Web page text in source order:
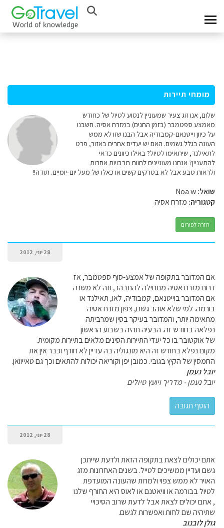
מומחי תיירות
שלום, אנו זוג צעיר שמעוניין לנסוע לטיול של כחודש
מאמצע ספטמבר (בזמן החגים) במזרח אסיה. חשבנו
על כיוון וייטנאם-קמבודיה אבל הבנו שזו לא ממש
העונה בגלל גשמים. האם יש יעדים אחרים באזור, פרט
לתאילנד, שיתאימו לטיול? באילו כיוונים כדאי
להתעניין? אנחנו מעוניינים לחוות תרבויות אחרות
ולראות טבע אבל לא בטרקים קשים או כאלו של מעל יום-יומיים. תודה!!
שואל:
קטגוריה: מזרח אסיה
חזרה לפורום
28 יוני, 2012
אם המדובר בתקופה של אמצע-סוף ספטמבר, אז
דרום מזרח אסיה מתחילה להתבהר, וזה לא משנה
אם המדובר בוייטנאם, קמבודיה, לאו, תאילנד או
בורמה. למי שלא אוהב גשם, צפון מזרח אסיה
מתאימה יותר, והמדובר בעיקר בסין שמרביתה
נפלאה בחודש זה. הבעיה תהיה בשבוע הראשון
של אוקטובר בו כל יעדי התיירות הסינים מלאים בתיירות מקומית.
מקום נפלא בחודש זה היא מונגוליה בה עדיין לא חורף וכבר אין את
החמסין של הקיץ בגובי. כמובן יפן וקוריאה יכולות להתאים וכך גם טאייוואן.
יובל נעמן
יובל נעמן - מדריך ויועץ טיולים
28 יוני, 2012
אתם יכולים לצאת בתקופה הזאת ולדעת שייתכן
גשם ועדיין ממשיכים לטייל. בשנים האחרונות מזג
האויר לא ממש צפוי ולמרות שהעונה המועדפת
לטיול בבורמה או וויאטנם או לאוס היא החורף שלנו
, אתם יכולים לצאת אבל לדעת שרוב הסיכויי
שתיהיה שם לחות ואפשרות לגשם.
גולן לובנוב